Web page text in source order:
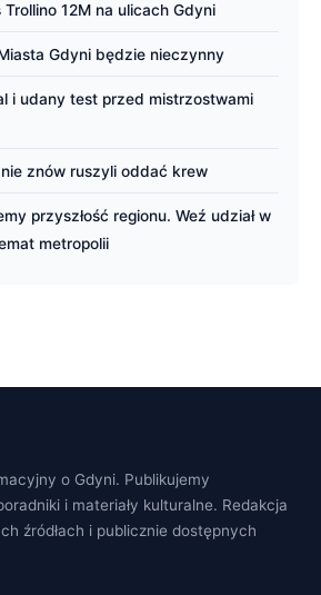
12M na ulicach Gdyni
Gdyni będzie nieczynny
i udany test przed mistrzostwami
znów ruszyli oddać krew
przyszłość regionu. Weź udział w
metropolii
o Gdyni. Publikujemy
i materiały kulturalne. Redakcja
źródłach i publicznie dostępnych